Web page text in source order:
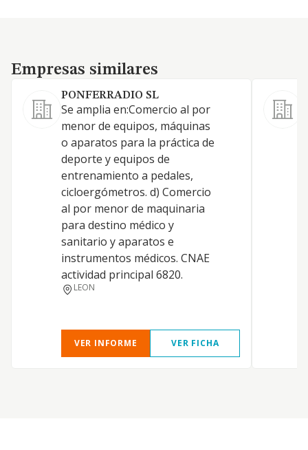
Empresas similares
Empresas similares
PONFERRADIO SL
Se amplia en:Comercio al por
menor de equipos, máquinas
o aparatos para la práctica de
deporte y equipos de
entrenamiento a pedales,
cicloergómetros. d) Comercio
al por menor de maquinaria
para destino médico y
sanitario y aparatos e
instrumentos médicos. CNAE
actividad principal 6820.
LEON
VER INFORME VER FICHA